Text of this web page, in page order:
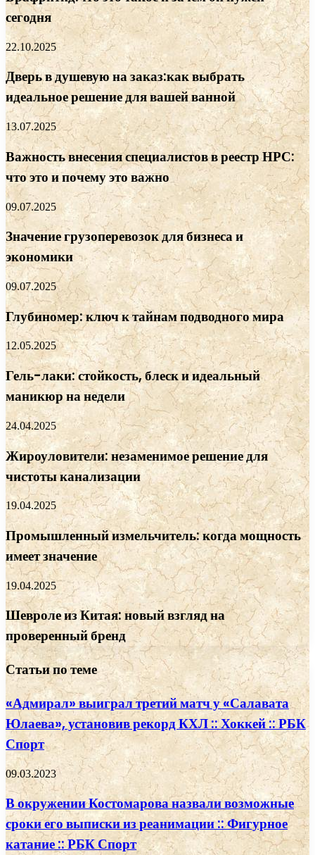
сегодня
22.10.2025
Дверь в душевую на заказ:как выбрать
идеальное решение для вашей ванной
13.07.2025
Важность внесения специалистов в реестр НРС:
что это и почему это важно
09.07.2025
Значение грузоперевозок для бизнеса и
экономики
09.07.2025
Глубиномер: ключ к тайнам подводного мира
12.05.2025
Гель-лаки: стойкость, блеск и идеальный
маникюр на недели
24.04.2025
Жироуловители: незаменимое решение для
чистоты канализации
19.04.2025
Промышленный измельчитель: когда мощность
имеет значение
19.04.2025
Шевроле из Китая: новый взгляд на
проверенный бренд
Статьи по теме
«Адмирал» выиграл третий матч у «Салавата
Юлаева», установив рекорд КХЛ :: Хоккей :: РБК
Спорт
09.03.2023
В окружении Костомарова назвали возможные
сроки его выписки из реанимации :: Фигурное
катание :: РБК Спорт